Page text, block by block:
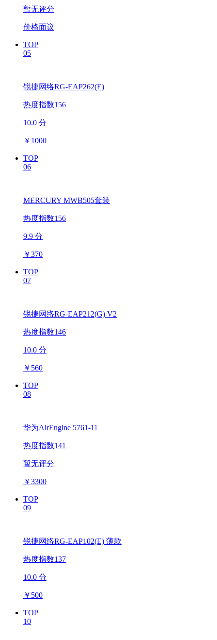
暂无评分
价格面议
TOP
05
锐捷网络RG-EAP262(E)
热度指数156
10.0 分
￥ 1000
TOP
06
MERCURY MWB505套装
热度指数156
9.9 分
￥370
TOP
07
锐捷网络RG-EAP212(G) V2
热度指数146
10.0 分
￥ 560
TOP
08
华为AirEngine 5761-11
热度指数141
暂无评分
￥3300
TOP
09
锐捷网络RG-EAP102(E) 薄款
热度指数137
10.0 分
￥ 500
TOP
10